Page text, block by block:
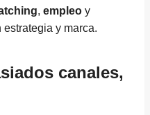
, empleo y
estrategia y marca.
canales,